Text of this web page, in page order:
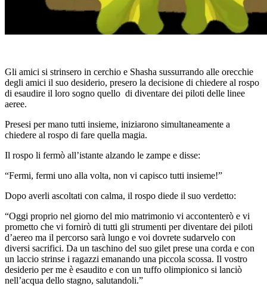
Gli amici si strinsero in cerchio e Shasha sussurrando alle orecchie
degli amici il suo desiderio, presero la decisione di chiedere al rospo
di esaudire il loro sogno quello di diventare dei piloti delle linee
aeree.
Presesi per mano tutti insieme, iniziarono simultaneamente a
chiedere al rospo di fare quella magia.
Il rospo li fermò all’istante alzando le zampe e disse:
“Fermi, fermi uno alla volta, non vi capisco tutti insieme!”
Dopo averli ascoltati con calma, il rospo diede il suo verdetto:
“Oggi proprio nel giorno del mio matrimonio vi accontenterò e vi
prometto che vi fornirò di tutti gli strumenti per diventare dei piloti
d’aereo ma il percorso sarà lungo e voi dovrete sudarvelo con
diversi sacrifici. Da un taschino del suo gilet prese una corda e con
un laccio strinse i ragazzi emanando una piccola scossa. Il vostro
desiderio per me è esaudito e con un tuffo olimpionico si lanciò
nell’acqua dello stagno, salutandoli.”